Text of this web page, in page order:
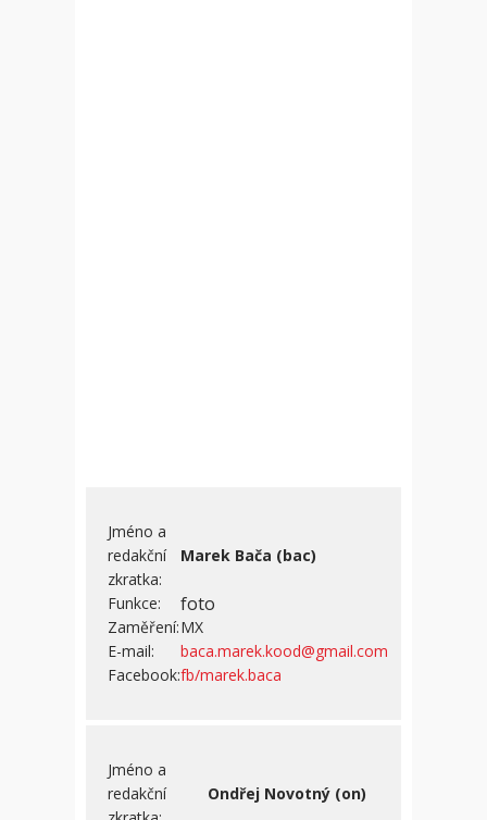
Jméno a
redakční
zkratka:
Marek Bača (bac)
Funkce: foto
Zaměření:MX
E-mail:
baca.marek.kood@gmail.com
Facebook:fb/marek.baca
Jméno a
redakční
Ondřej Novotný (on)